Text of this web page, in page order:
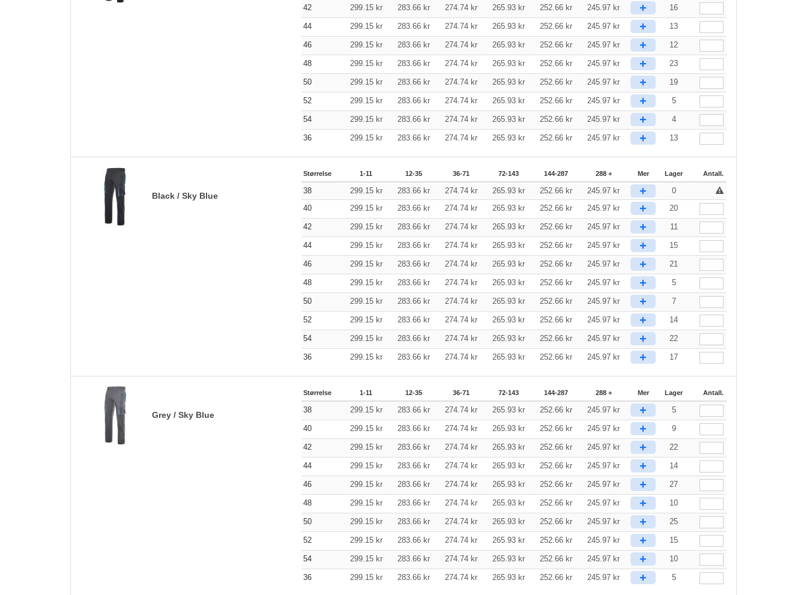
42 299.15 kr 283.66 kr 274.74 kr 265.93 kr 252.66 kr 245.97 kr + 16
44 299.15 kr 283.66 kr 274.74 kr 265.93 kr 252.66 kr 245.97 kr + 13
46 299.15 kr 283.66 kr 274.74 kr 265.93 kr 252.66 kr 245.97 kr + 12
48 299.15 kr 283.66 kr 274.74 kr 265.93 kr 252.66 kr 245.97 kr + 23
50 299.15 kr 283.66 kr 274.74 kr 265.93 kr 252.66 kr 245.97 kr + 19
52 299.15 kr 283.66 kr 274.74 kr 265.93 kr 252.66 kr 245.97 kr + 5
54 299.15 kr 283.66 kr 274.74 kr 265.93 kr 252.66 kr 245.97 kr + 4
36 299.15 kr 283.66 kr 274.74 kr 265.93 kr 252.66 kr 245.97 kr + 13
Black / Sky Blue
Størrelse 1-11 12-35 36-71 72-143 144-287 288 + Mer Lager Antall.
38 299.15 kr 283.66 kr 274.74 kr 265.93 kr 252.66 kr 245.97 kr +
0
40
299.15 kr 283.66 kr 274.74 kr 265.93 kr 252.66 kr 245.97 kr + 20
42 299.15 kr 283.66 kr 274.74 kr 265.93 kr 252.66 kr 245.97 kr + 11
44 299.15 kr 283.66 kr 274.74 kr 265.93 kr 252.66 kr 245.97 kr + 15
46 299.15 kr 283.66 kr 274.74 kr 265.93 kr 252.66 kr 245.97 kr + 21
48 299.15 kr 283.66 kr 274.74 kr 265.93 kr 252.66 kr 245.97 kr + 5
50 299.15 kr 283.66 kr 274.74 kr 265.93 kr 252.66 kr 245.97 kr + 7
52 299.15 kr 283.66 kr 274.74 kr 265.93 kr 252.66 kr 245.97 kr + 14
54 299.15 kr 283.66 kr 274.74 kr 265.93 kr 252.66 kr 245.97 kr + 22
36 299.15 kr 283.66 kr 274.74 kr 265.93 kr 252.66 kr 245.97 kr + 17
Grey / Sky Blue
Størrelse 1-11 12-35 36-71 72-143 144-287 288 + Mer Lager Antall.
38 299.15 kr 283.66 kr 274.74 kr 265.93 kr 252.66 kr 245.97 kr + 5
40 299.15 kr 283.66 kr 274.74 kr 265.93 kr 252.66 kr 245.97 kr + 9
42 299.15 kr 283.66 kr 274.74 kr 265.93 kr 252.66 kr 245.97 kr + 22
44 299.15 kr 283.66 kr 274.74 kr 265.93 kr 252.66 kr 245.97 kr + 14
46 299.15 kr 283.66 kr 274.74 kr 265.93 kr 252.66 kr 245.97 kr + 27
48 299.15 kr 283.66 kr 274.74 kr 265.93 kr 252.66 kr 245.97 kr + 10
50 299.15 kr 283.66 kr 274.74 kr 265.93 kr 252.66 kr 245.97 kr + 25
52 299.15 kr 283.66 kr 274.74 kr 265.93 kr 252.66 kr 245.97 kr + 15
54 299.15 kr 283.66 kr 274.74 kr 265.93 kr 252.66 kr 245.97 kr + 10
36 299.15 kr 283.66 kr 274.74 kr 265.93 kr 252.66 kr 245.97 kr + 5